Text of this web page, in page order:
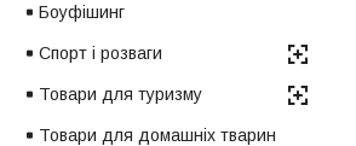
Боуфішинг
Спорт і розваги
Товари для туризму
Товари для домашніх тварин